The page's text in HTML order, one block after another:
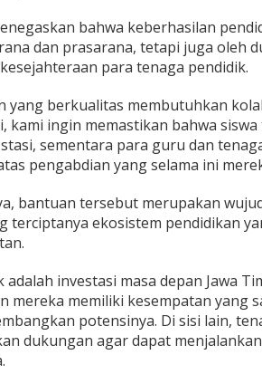
n
d
i
d
k
a
n
d
a
S
e
m
b
k
o
d
i
S
bahwa keberhasilan
dan prasarana, tetapi juga oleh
para tenaga pendidik.
yang berkualitas membutuhkan
kami ingin memastikan bahwa
sementara para guru dan
pengabdian yang selama ini
bantuan tersebut merupakan
terciptanya ekosistem pendidikan
adalah investasi masa depan Jawa
mereka memiliki kesempatan yang
potensinya. Di sisi lain,
dukungan agar dapat